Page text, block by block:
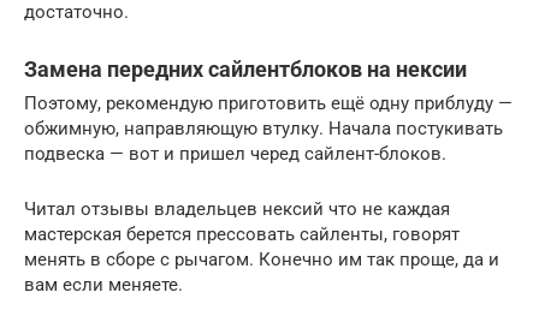
достаточно.
Замена передних сайлентблоков на нексии
Поэтому, рекомендую приготовить ещё одну приблуду —
обжимную, направляющую втулку. Начала постукивать
подвеска — вот и пришел черед сайлент-блоков.
Читал отзывы владельцев нексий что не каждая
мастерская берется прессовать сайленты, говорят
менять в сборе с рычагом. Конечно им так проще, да и
вам если меняете.